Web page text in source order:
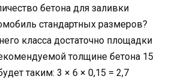
бетона для заливки
стандартных размеров?
класса достаточно площадки
толщине бетона 15
таким: 3 × 6 × 0,15 = 2,7